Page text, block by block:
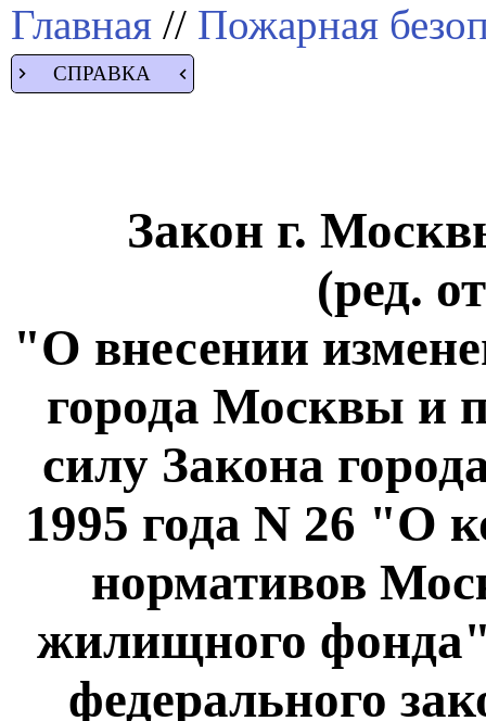
Главная // Пожарная
СПРАВКА
Закон г.
(ред.
"О внесении
города Москвы и
силу Закона
1995 года N 26 "О
нормативов
жилищного фонда"
федерального